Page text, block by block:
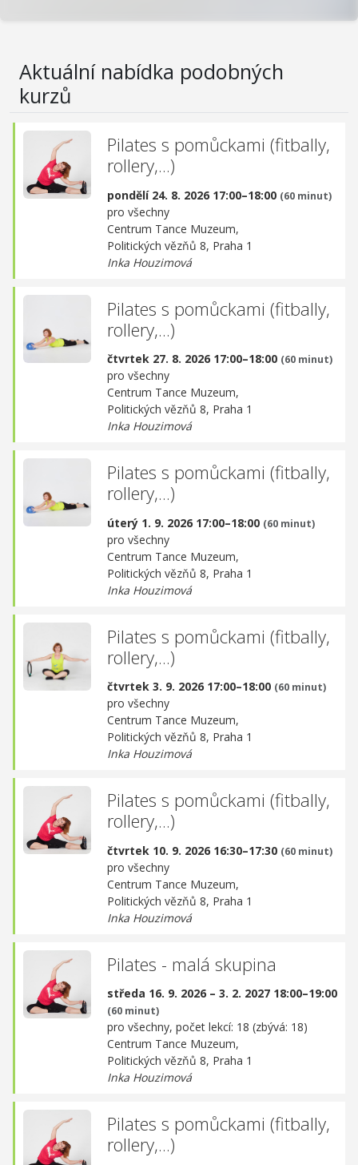
Aktuální nabídka podobných
kurzů
Pilates s pomůckami (fitbally,
rollery,...)
pondělí 24. 8. 2026 17:00–18:00 (60 minut)
pro všechny
Centrum Tance Muzeum,
Politických vězňů 8, Praha 1
Inka Houzimová
Pilates s pomůckami (fitbally,
rollery,...)
čtvrtek 27. 8. 2026 17:00–18:00 (60 minut)
pro všechny
Centrum Tance Muzeum,
Politických vězňů 8, Praha 1
Inka Houzimová
Pilates s pomůckami (fitbally,
rollery,...)
úterý 1. 9. 2026 17:00–18:00 (60 minut)
pro všechny
Centrum Tance Muzeum,
Politických vězňů 8, Praha 1
Inka Houzimová
Pilates s pomůckami (fitbally,
rollery,...)
čtvrtek 3. 9. 2026 17:00–18:00 (60 minut)
pro všechny
Centrum Tance Muzeum,
Politických vězňů 8, Praha 1
Inka Houzimová
Pilates s pomůckami (fitbally,
rollery,...)
čtvrtek 10. 9. 2026 16:30–17:30 (60 minut)
pro všechny
Centrum Tance Muzeum,
Politických vězňů 8, Praha 1
Inka Houzimová
Pilates - malá skupina
středa 16. 9. 2026 – 3. 2. 2027 18:00–19:00
(60 minut)
pro všechny, počet lekcí: 18 (zbývá: 18)
Centrum Tance Muzeum,
Politických vězňů 8, Praha 1
Inka Houzimová
Pilates s pomůckami (fitbally,
rollery,...)